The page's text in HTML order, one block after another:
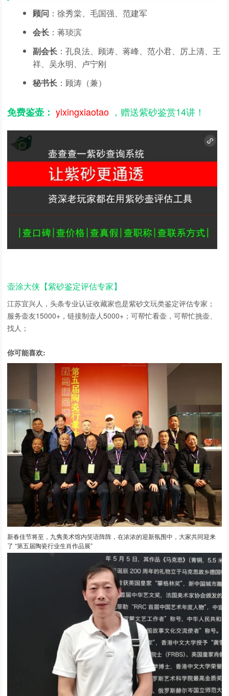
顾问 ：徐秀棠、毛国强、范建军
会长 ：蒋琰滨
副会长 ：孔良法、顾涛、蒋峰、范小君、厉上清、王
祥、吴永明、卢宁刚
秘书长 ：顾涛（兼）
免费鉴壶： yixingxiaotao ，赠送紫砂鉴赏14讲！
壶涂大侠【紫砂鉴定评估专家】
江苏宜兴人，头条专业认证收藏家也是紫砂文玩类鉴定评估专家；
服务壶友15000+，链接制壶人5000+；可帮忙看壶，可帮忙挑壶、
找人；
你可能喜欢:
新春佳节将至，九隽美术馆内笑语阵阵，在浓浓的迎新氛围中，大家共同迎来
了 “第五届陶瓷行业生肖作品展”